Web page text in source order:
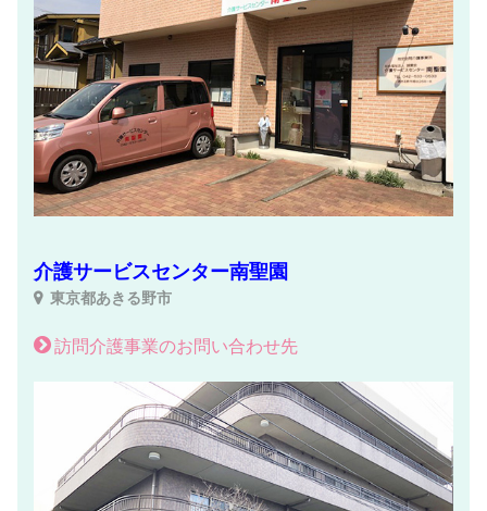
介護サービスセンター南聖園
東京都あきる野市
訪問介護事業のお問い合わせ先